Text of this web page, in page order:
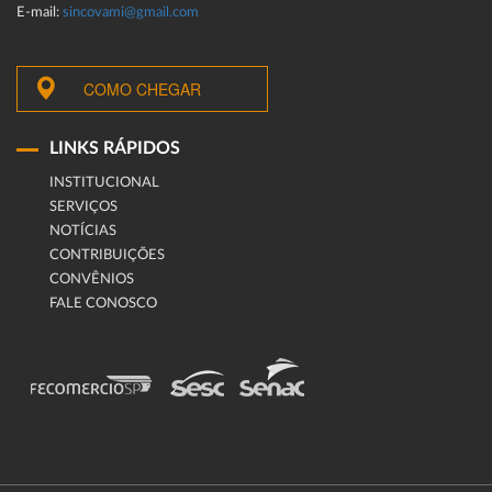
E-mail: sincovami@gmail.com
COMO CHEGAR
LINKS RÁPIDOS
INSTITUCIONAL
SERVIÇOS
NOTÍCIAS
CONTRIBUIÇÕES
CONVÊNIOS
FALE CONOSCO